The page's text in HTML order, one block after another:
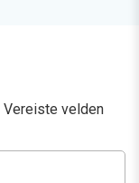
Vereiste velden